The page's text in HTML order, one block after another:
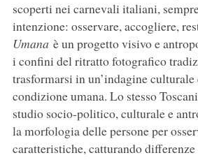
scoperti nei carnevali italiani,
intenzione: osservare, accogliere,
Umana è un progetto visivo e
i confini del ritratto fotografico
trasformarsi in un’indagine
condizione umana. Lo stesso
studio socio-politico, culturale e
la morfologia delle persone per
caratteristiche, catturando